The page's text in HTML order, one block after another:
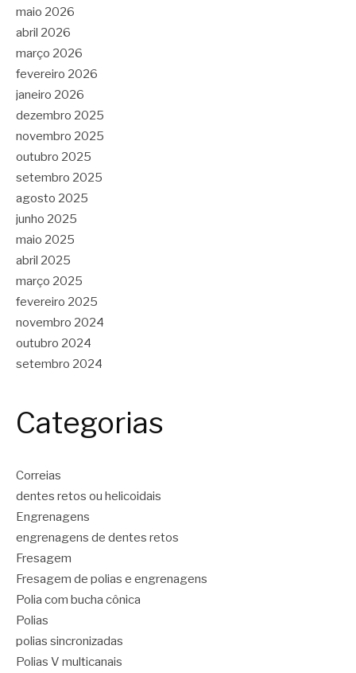
maio 2026
abril 2026
março 2026
fevereiro 2026
janeiro 2026
dezembro 2025
novembro 2025
outubro 2025
setembro 2025
agosto 2025
junho 2025
maio 2025
abril 2025
março 2025
fevereiro 2025
novembro 2024
outubro 2024
setembro 2024
Categorias
Correias
dentes retos ou helicoidais
Engrenagens
engrenagens de dentes retos
Fresagem
Fresagem de polias e engrenagens
Polia com bucha cônica
Polias
polias sincronizadas
Polias V multicanais